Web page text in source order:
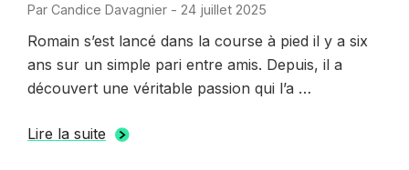
Par Candice Davagnier - Publié
24 juillet 2025
Romain s’est lancé dans la course à pied il y a six
ans sur un simple pari entre amis. Depuis, il a
découvert une véritable passion qui l’a …
Lire la suite